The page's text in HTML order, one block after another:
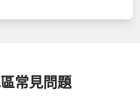
常見問題